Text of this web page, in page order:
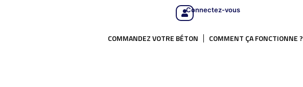
Connectez-vous
COMMANDEZ VOTRE BÉTON COMMENT ÇA FONCTIONNE ?